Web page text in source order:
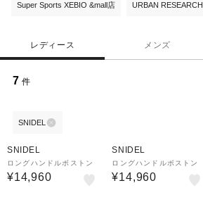
Super Sports XEBIO &mall店 URBAN RESEARCH
レディース メンズ
7 件
SNIDEL
SNIDEL
ロングハンドルボストン
¥14,960
SNIDEL
ロングハンドルボストン
¥14,960